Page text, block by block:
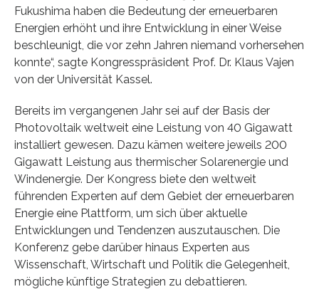
Fukushima haben die Bedeutung der erneuerbaren
Energien erhöht und ihre Entwicklung in einer Weise
beschleunigt, die vor zehn Jahren niemand vorhersehen
konnte“, sagte Kongresspräsident Prof. Dr. Klaus Vajen
von der Universität Kassel.
Bereits im vergangenen Jahr sei auf der Basis der
Photovoltaik weltweit eine Leistung von 40 Gigawatt
installiert gewesen. Dazu kämen weitere jeweils 200
Gigawatt Leistung aus thermischer Solarenergie und
Windenergie. Der Kongress biete den weltweit
führenden Experten auf dem Gebiet der erneuerbaren
Energie eine Plattform, um sich über aktuelle
Entwicklungen und Tendenzen auszutauschen. Die
Konferenz gebe darüber hinaus Experten aus
Wissenschaft, Wirtschaft und Politik die Gelegenheit,
mögliche künftige Strategien zu debattieren.